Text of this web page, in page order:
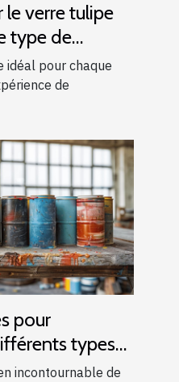
verre tulipe
type de
idéal pour chaque
de
pour
types
incontournable de